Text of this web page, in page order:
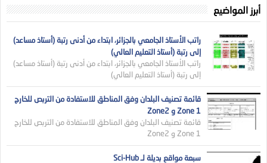
أبرز المواضيع
راتب الأستاذ الجامعي بالجزائر، ابتداء من أدنى رتبة (أستاذ مساعد)
إلى رتبة (أستاذ التعليم العالي)
راتب الأستاذ الجامعي بالجزائر، ابتداء من أدنى رتبة (أستاذ مساعد)
إلى رتبة (أستاذ التعليم العالي)
قائمة تصنيف البلدان وفق المناطق للاستفادة من التربص للخارج
Zone 1 و Zone2
قائمة تصنيف البلدان وفق المناطق للاستفادة من التربص للخارج
Zone 1 و Zone2
سبعة مواقع بديلة لـ Sci-Hub